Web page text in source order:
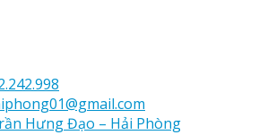
Hưng Đạo – Hải Phòng